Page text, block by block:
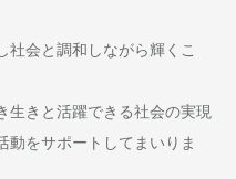
社会と調和しながら輝くこ
生きと活躍できる社会の実現
動をサポートしてまいりま